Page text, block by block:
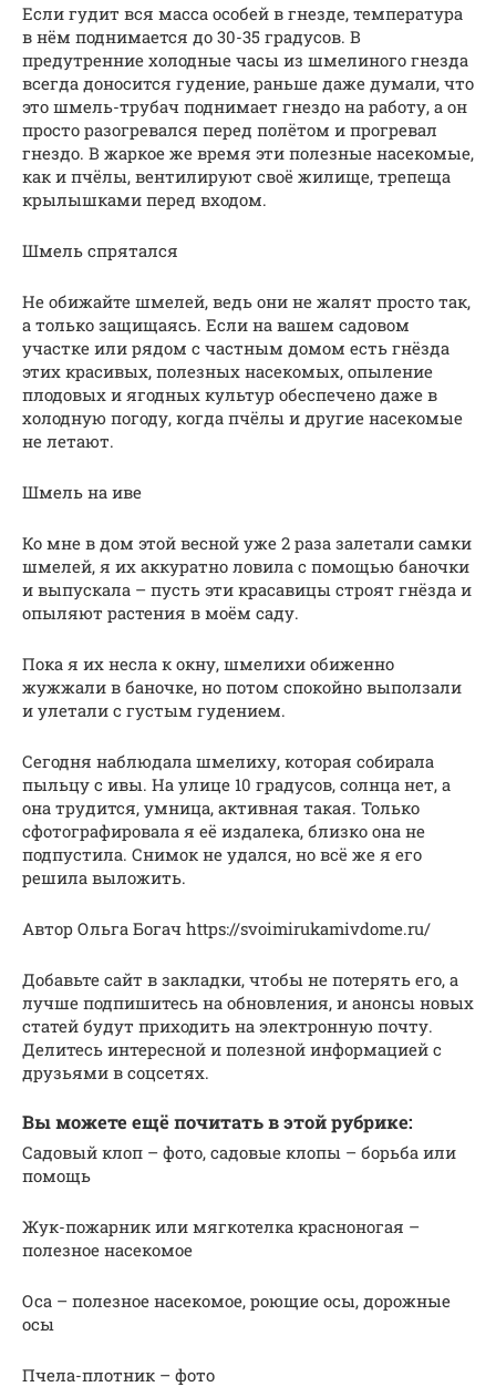
Если гудит вся масса особей в гнезде, температура
в нём поднимается до 30-35 градусов. В
предутренние холодные часы из шмелиного гнезда
всегда доносится гудение, раньше даже думали, что
это шмель-трубач поднимает гнездо на работу, а он
просто разогревался перед полётом и прогревал
гнездо. В жаркое же время эти полезные насекомые,
как и пчёлы, вентилируют своё жилище, трепеща
крылышками перед входом.
Шмель спрятался
Не обижайте шмелей, ведь они не жалят просто так,
а только защищаясь. Если на вашем садовом
участке или рядом с частным домом есть гнёзда
этих красивых, полезных насекомых, опыление
плодовых и ягодных культур обеспечено даже в
холодную погоду, когда пчёлы и другие насекомые
не летают.
Шмель на иве
Ко мне в дом этой весной уже 2 раза залетали самки
шмелей, я их аккуратно ловила с помощью баночки
и выпускала – пусть эти красавицы строят гнёзда и
опыляют растения в моём саду.
Пока я их несла к окну, шмелихи обиженно
жужжали в баночке, но потом спокойно выползали
и улетали с густым гудением.
Сегодня наблюдала шмелиху, которая собирала
пыльцу с ивы. На улице 10 градусов, солнца нет, а
она трудится, умница, активная такая. Только
сфотографировала я её издалека, близко она не
подпустила. Снимок не удался, но всё же я его
решила выложить.
Автор Ольга Богач https://svoimirukamivdome.ru/
Добавьте сайт в закладки, чтобы не потерять его, а
лучше подпишитесь на обновления, и анонсы новых
статей будут приходить на электронную почту.
Делитесь интересной и полезной информацией с
друзьями в соцсетях.
Вы можете ещё почитать в этой рубрике:
Садовый клоп – фото, садовые клопы – борьба или
помощь
Жук-пожарник или мягкотелка красноногая –
полезное насекомое
Оса – полезное насекомое, роющие осы, дорожные
осы
Пчела-плотник – фото